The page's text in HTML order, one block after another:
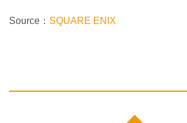
Source： SQUARE ENIX